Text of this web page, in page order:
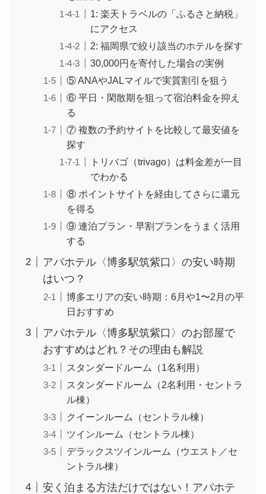
1: 楽天トラベルの「ふるさと納税」
にアクセス
2: 福岡県で絞り該当のホテルを探す
30,000円を寄付した場合の実例
⑤ ANAやJALマイルで実質割引を狙う
⑥ 平日・閑散期を狙って宿泊料金を抑え
る
⑦ 複数の予約サイトを比較して最安値を
探す
トリバゴ（trivago）は料金差が一目
でわかる
⑧ ポイントサイトを経由してさらに還元
を得る
⑨ 連泊プラン・早割プランをうまく活用
する
アパホテル〈博多駅筑紫口〉の安い時期
はいつ？
博多エリアの安い時期：6月や1〜2月の平
日おすすめ
アパホテル〈博多駅筑紫口〉のお部屋で
おすすめはどれ？その理由も解説
スタンダードルーム（1名利用）
スタンダードルーム（2名利用・セントラ
ル棟）
クイーンルーム（セントラル棟）
ツインルーム（セントラル棟）
デラックスツインルーム（ウエスト／セ
ントラル棟）
安く泊まる方法だけではない！アパホテ